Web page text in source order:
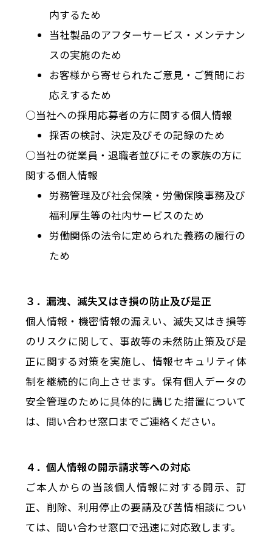
内するため
当社製品のアフターサービス・メンテナン
スの実施のため
お客様から寄せられたご意見・ご質問にお
応えするため
○当社への採用応募者の方に関する個人情報
採否の検討、決定及びその記録のため
○当社の従業員・退職者並びにその家族の方に
関する個人情報
労務管理及び社会保険・労働保険事務及び
福利厚生等の社内サービスのため
労働関係の法令に定められた義務の履行の
ため
３．漏洩、滅失又はき損の防止及び是正
個人情報・機密情報の漏えい、滅失又はき損等
のリスクに関して、事故等の未然防止策及び是
正に関する対策を実施し、情報セキュリティ体
制を継続的に向上させます。保有個人データの
安全管理のために具体的に講じた措置について
は、問い合わせ窓口までご連絡ください。
４．個人情報の開示請求等への対応
ご本人からの当該個人情報に対する開示、訂
正、削除、利用停止の要請及び苦情相談につい
ては、問い合わせ窓口で迅速に対応致します。